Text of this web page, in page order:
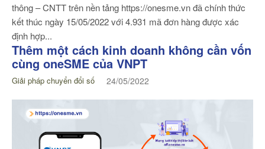
thông – CNTT trên nền tảng https://onesme.vn đã chính thức
kết thúc ngày 15/05/2022 với 4.931 mã đơn hàng được xác
định hợp...
Thêm một cách kinh doanh không cần vốn
cùng oneSME của VNPT
Giải pháp chuyển đổi số 24/05/2022